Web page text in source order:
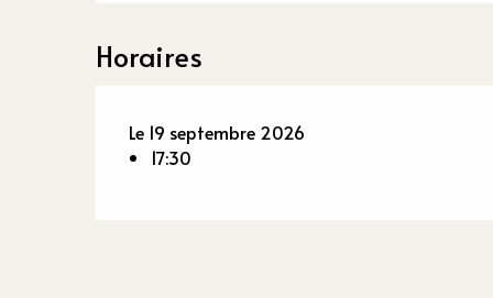
Horaires
Le 19 septembre 2026
17:30